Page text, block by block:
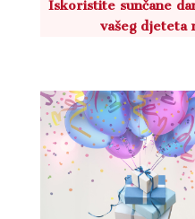
Iskoristite sunčane
vašeg djeteta